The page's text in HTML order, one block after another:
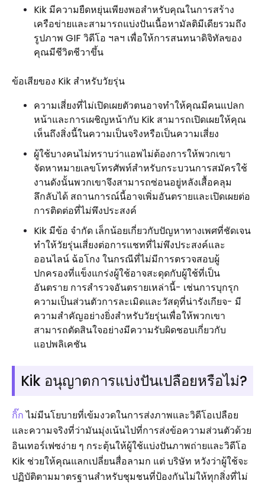
Kik มีความยืดหยุ่นเพียงพอสำหรับคุณในการสร้าง
เครือข่ายและสามารถแบ่งปันเนื้อหามัลติมีเดียรวมถึง
รูปภาพ GIF วิดีโอ ฯลฯ เพื่อให้การสนทนาดิจิทัลของ
คุณมีชีวิตชีวาขึ้น
ข้อเสียของ Kik สำหรับวัยรุ่น
ความเสี่ยงที่ไม่เปิดเผยตัวตนอาจทำให้คุณมีคนแปลก
หน้าและการเผชิญหน้ากับ Kik สามารถเปิดเผยให้คุณ
เห็นถึงสิ่งนี้ในความเป็นจริงหรือเป็นความเสี่ยง
ผู้ใช้บางคนไม่ทราบว่าแอพไม่ต้องการให้พวกเขา
จัดหาหมายเลขโทรศัพท์สำหรับกระบวนการสมัครใช้
งานดังนั้นพวกเขาจึงสามารถซ่อนอยู่หลังเสื้อคลุม
ลึกลับได้ สถานการณ์นี้อาจเพิ่มอันตรายและเปิดเผยต่อ
การติดต่อที่ไม่พึงประสงค์
Kik มีข้อ จำกัด เล็กน้อยเกี่ยวกับปัญหาทางเพศที่ชัดเจน
ทำให้วัยรุ่นเสี่ยงต่อการแชทที่ไม่พึงประสงค์และ
ออนไลน์ ฉ้อโกง ในกรณีที่ไม่มีการตรวจสอบผู้
ปกครองที่แข็งแกร่งผู้ใช้อาจสะดุดกับผู้ใช้ที่เป็น
อันตราย การสำรวจอันตรายเหล่านี้- เช่นการบุกรุก
ความเป็นส่วนตัวการละเมิดและวัสดุที่น่ารังเกียจ- มี
ความสำคัญอย่างยิ่งสำหรับวัยรุ่นเพื่อให้พวกเขา
สามารถตัดสินใจอย่างมีความรับผิดชอบเกี่ยวกับ
แอปพลิเคชัน
Kik อนุญาตการแบ่งปันเปลือยหรือไม่?
กิ๊กไม่มีนโยบายที่เข้มงวดในการส่งภาพและวิดีโอเปลือย
และความจริงที่ว่ามันมุ่งเน้นไปที่การส่งข้อความส่วนตัวด้วย
อินเทอร์เฟซง่าย ๆ กระตุ้นให้ผู้ใช้แบ่งปันภาพถ่ายและวิดีโอ
Kik ช่วยให้คุณแลกเปลี่ยนสื่อลามก แต่ บริษัท หวังว่าผู้ใช้จะ
ปฏิบัติตามมาตรฐานสำหรับชุมชนที่ป้องกันไม่ให้ทุกสิ่งที่ไม่